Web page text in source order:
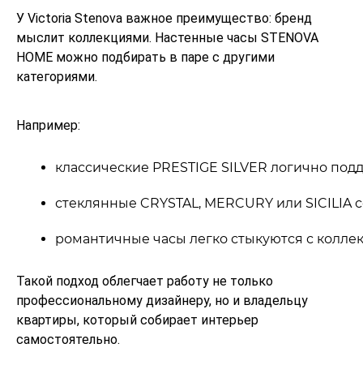
У Victoria Stenova важное преимущество: бренд
мыслит коллекциями. Настенные часы STENOVA
HOME можно подбирать в паре с другими
категориями.
Например:
классические PRESTIGE SILVER логично
стеклянные CRYSTAL, MERCURY или
романтичные часы легко стыкуются с
Такой подход облегчает работу не только
профессиональному дизайнеру, но и владельцу
квартиры, который собирает интерьер
самостоятельно.